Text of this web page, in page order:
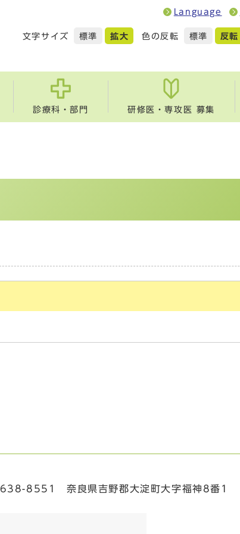
Language
文字サイズ 標準 拡大 色の反転 標準 反転
診療科・部門 研修医・専攻医 募集
638-8551 奈良県吉野郡大淀町大字福神8番1